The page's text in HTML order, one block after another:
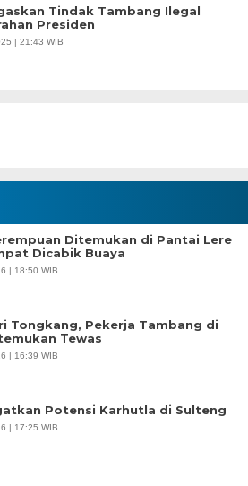
Tindak Tambang Ilegal
Presiden
| 21:43 WIB
Ditemukan di Pantai Lere
Dicabik Buaya
| 18:50 WIB
Tongkang, Pekerja Tambang di
Tewas
| 16:39 WIB
Potensi Karhutla di Sulteng
| 17:25 WIB